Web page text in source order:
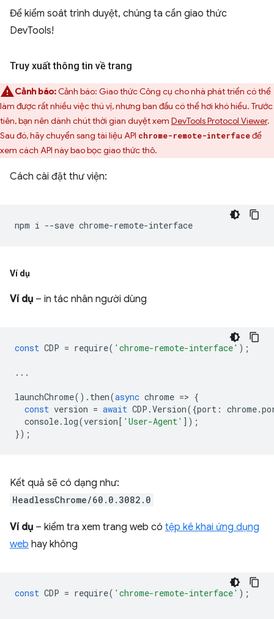
Để kiểm soát trình duyệt, chúng ta cần giao thức
DevTools!
Truy xuất thông tin về trang
Cảnh báo:Cảnh báo: Giao thức Công cụ cho nhà phát triển có thể
làm được rất nhiều việc thú vị, nhưng ban đầu có thể hơi khó hiểu. Trước
tiên, bạn nên dành chút thời gian duyệt xem DevTools Protocol Viewer.
Sau đó, hãy chuyển sang tài liệu API chrome-remote-interfaceđể
xem cách API này bao bọc giao thức thô.
Cách cài đặt thư viện:
npm i --save
Ví dụ
Ví dụ – in tác nhân người dùng
const CDP = require( 'chrome-remote-interface' );
...
launchChrome(). then(async chrome => {
const version = await CDP .Version({port : chrome.
console. log(version[ 'User-Agent' ]);
});
Kết quả sẽ có dạng như:
HeadlessChrome/60.0.3082.0
Ví dụ – kiểm tra xem trang web có tệp kê khai ứng dụng
web hay không
const CDP = require( 'chrome-remote-interface' );